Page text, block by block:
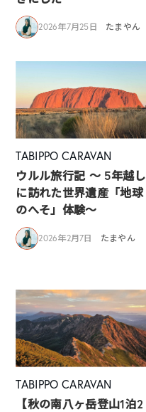
2026年7月25日 たまやん
TABIPPO CARAVAN
ウルル旅行記 ～ 5年越し
に訪れた世界遺産「地球
のへそ」体験～
2026年2月7日 たまやん
TABIPPO CARAVAN
【秋の南八ヶ岳登山1泊2